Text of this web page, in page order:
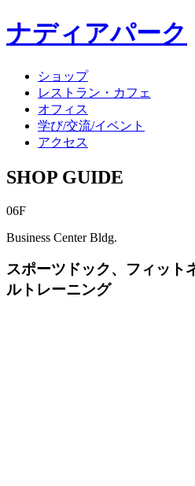
ナディアパーク
ショップ
レストラン・カフェ
オフィス
学び/交流/イベント
アクセス
SHOP GUIDE
06F
Business Center Bldg.
スポーツドック、フィット
ルトレーニング